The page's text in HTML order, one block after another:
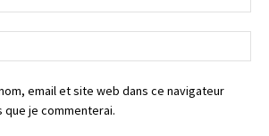
:*
:
email et site web dans ce navigateur
que je commenterai.